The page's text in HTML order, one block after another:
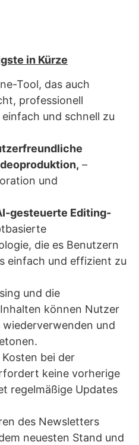
in Kürze
Tool, das auch
professionell
und schnell zu
–
und
gesteuerte Editing-
die es Benutzern
einfach und effizient zu
und die
können Nutzer
und
bei der
keine vorherige
regelmäßige Updates
des Newsletters
neuesten Stand und